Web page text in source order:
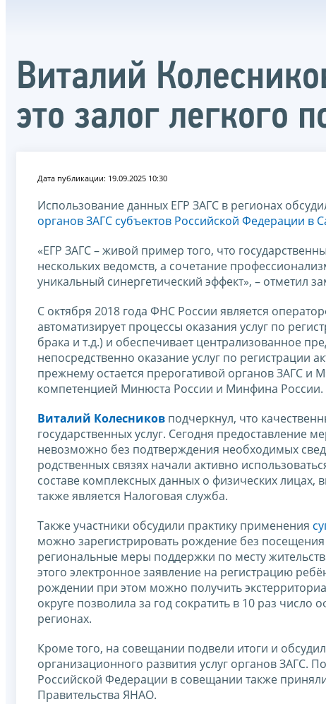
Виталий
это залог легкого
Дата публикации: 19.09.2025 10:30
Использование данных ЕГР ЗАГС в регионах
органов ЗАГС субъектов Российской Федерации в
«ЕГР ЗАГС – живой пример того, что
нескольких ведомств, а сочетание
уникальный синергетический эффект», – отметил
С октября 2018 года ФНС России является
автоматизирует процессы оказания услуг по
брака и т.д.) и обеспечивает централизованное
непосредственно оказание услуг по регистрации
прежнему остается прерогативой органов ЗАГС
компетенцией Минюста России и Минфина России.
Виталий Колесников подчеркнул, что
государственных услуг. Сегодня предоставление
невозможно без подтверждения необходимых
родственных связях начали активно
составе комплексных данных о физических лицах,
также является Налоговая служба.
Также участники обсудили практику применения
можно зарегистрировать рождение без
региональные меры поддержки по месту
этого электронное заявление на регистрацию
рождении при этом можно получить
округе позволила за год сократить в 10 раз
регионах.
Кроме того, на совещании подвели итоги и
организационного развития услуг органов ЗАГС.
Российской Федерации в совещании также
Правительства ЯНАО.